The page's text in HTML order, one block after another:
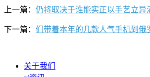
上一篇： 仍将取决于谁能实正以手艺立异
下一篇： 们带着本年的几款人气手机到俄
关于我们